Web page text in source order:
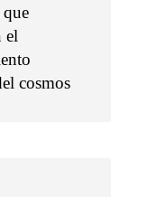
que
el
cosmos